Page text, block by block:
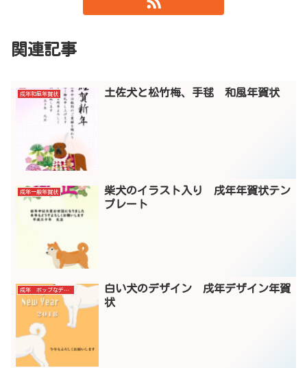
関連記事
戌年和風年賀状 土佐犬と松竹梅、手毬 和風年賀状
戌年一般年賀状
柴犬のイラスト入り 戌年年賀状テン
プレート
戌年 ポップなデザイン年賀状
白い犬のデザイン 戌年デザイン年賀
状